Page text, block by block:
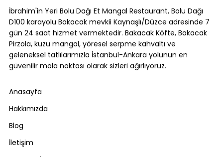
Karadeniz'in Batı Ucunda Ne Var?
İbrahim'in Yeri Bolu Dağı Et Mangal Restaurant, Bolu Dağı
D100 karayolu Bakacak mevkii Kaynaşlı/Düzce adresinde 7
gün 24 saat hizmet vermektedir. Bakacak Köfte, Bakacak
Pirzola, kuzu mangal, yöresel serpme kahvaltı ve
geleneksel tatlılarımızla İstanbul-Ankara yolunun en
güvenilir mola noktası olarak sizleri ağırlıyoruz.
Anasayfa
Hakkımızda
Blog
İletişim